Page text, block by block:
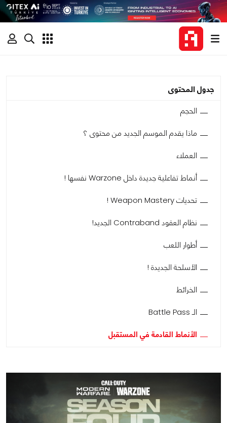
جدول المحتوى
الحجم
ماذا يقدم الموسم الجديد من محتوى ؟
العملاء
أنماط تفاعلية جديدة داخل Warzone نفسها !
تحديات Weapon Mastery !
نظام العقود Contraband الجديد!
أطوار اللعب
الأسلحة الجديدة !
الخرائط
الـ Battle Pass
الأنماط القادمة في المستقبل